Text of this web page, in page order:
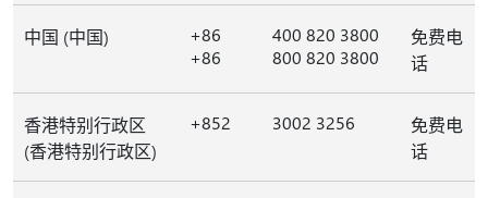
中国 (中国)
+86
+86
400 820 3800
800 820 3800
免费电
话
香港特别行政区
(香港特别行政区)
+852 3002 3256
免费电
话